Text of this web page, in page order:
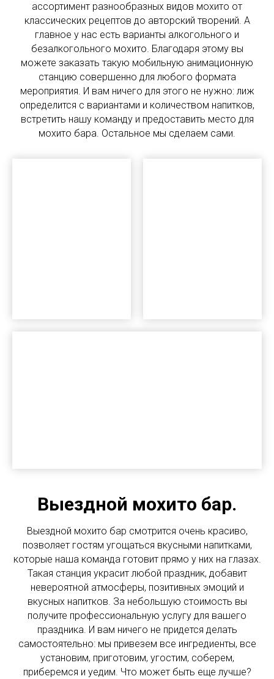
ассортимент разнообразных видов мохито от
классических рецептов до авторский творений. А
главное у нас есть варианты алкогольного и
безалкогольного мохито. Благодаря этому вы
можете заказать такую мобильную анимационную
станцию совершенно для любого формата
мероприятия. И вам ничего для этого не нужно: лиж
определится с вариантами и количеством напитков,
встретить нашу команду и предоставить место для
мохито бара. Остальное мы сделаем сами.
Выездной мохито бар.
Выездной мохито бар смотрится очень красиво,
позволяет гостям угощаться вкусными напитками,
которые наша команда готовит прямо у них на глазах.
Такая станция украсит любой праздник, добавит
невероятной атмосферы, позитивных эмоций и
вкусных напитков. За небольшую стоимость вы
получите профессиональную услугу для вашего
праздника. И вам ничего не придется делать
самостоятельно: мы привезем все ингредиенты, все
установим, приготовим, угостим, соберем,
приберемся и уедим. Что может быть еще лучше?